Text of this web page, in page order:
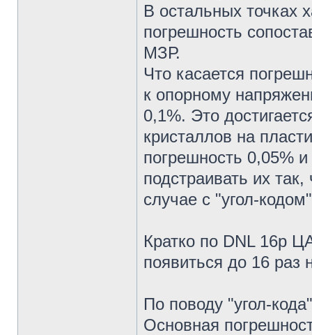
В остальных точках
погрешность
МЗР.
Что касается
к опорному
0,1%. Это
кристаллов на
погрешность 0,05%
подстраивать их
случае с "угол-
Кратко по DNL 16р
появиться до 16 раз
По поводу "угол-
Основная